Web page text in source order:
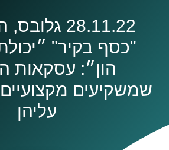
28.11.22
"כסף בקיר"
הון״: עסקאות
שמשקיעים
עליהן